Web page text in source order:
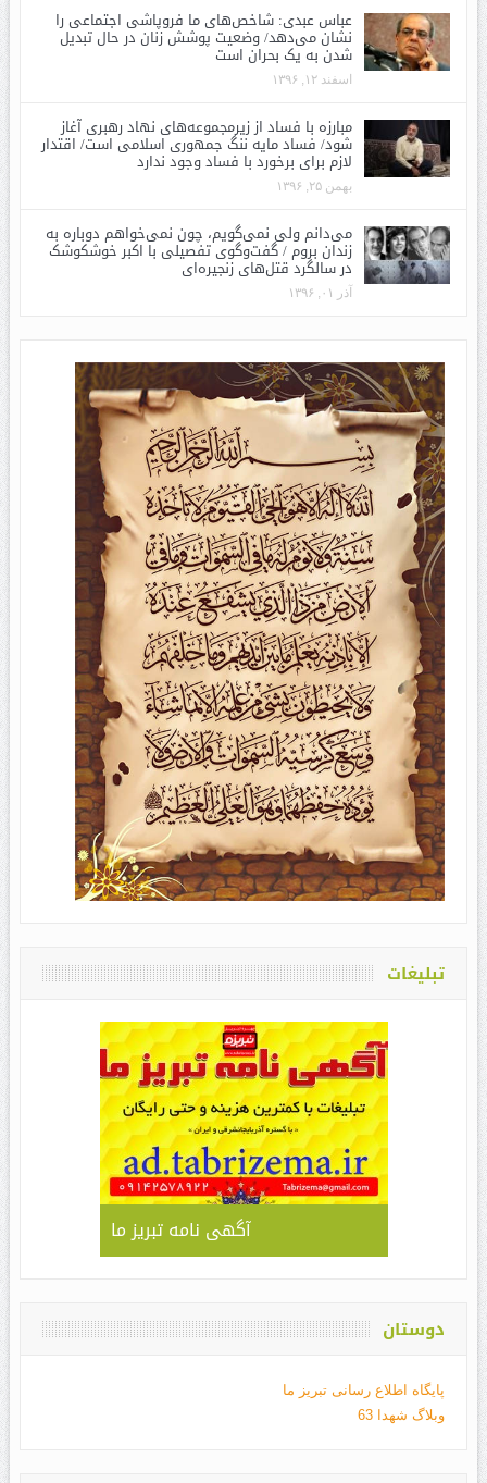
عباس عبدی: شاخص‌های ما فروپاشی اجتماعی را
نشان می‌دهد/ وضعیت پوشش زنان در حال تبدیل
شدن به یک بحران است
اسفند ۱۲, ۱۳۹۶
مبارزه با فساد از زیرمجموعه‌های نهاد رهبری آغاز
شود/ فساد مایه ننگ جمهوری اسلامی است/ اقتدار
لازم برای برخورد با فساد وجود ندارد
بهمن ۲۵, ۱۳۹۶
می‌دانم ولی نمی‌گویم، چون نمی‌خواهم دوباره به
زندان بروم / گفت‌وگوی تفصیلی با اکبر خوشکوشک
در سالگرد قتل‌های زنجیره‌ای
آذر ۰۱, ۱۳۹۶
تبلیغات
آگهی نامه تبریز ما
دوستان
پایگاه اطلاع رسانی تبریز ما
وبلاگ شهدا 63